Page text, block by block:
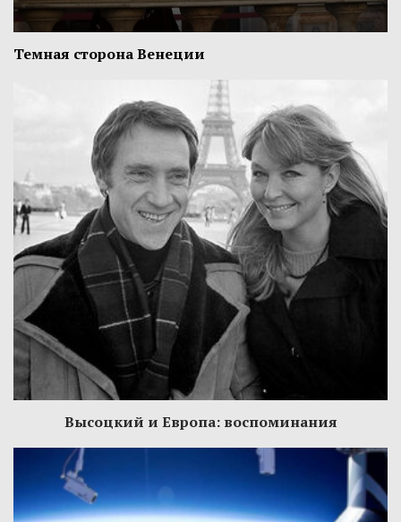
Темная сторона Венеции
Высоцкий и Европа: воспоминания